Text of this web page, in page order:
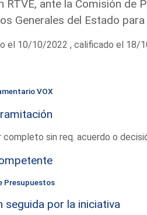
RTVE, ante la Comisión de
Generales del Estado
el 10/10/2022 , calificado el 18/
VOX
completo sin req. acuerdo o
Presupuestos
seguida por la iniciativa